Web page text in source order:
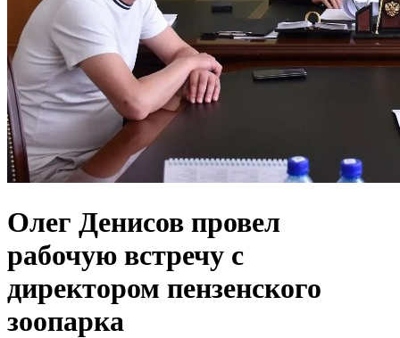
Олег Денисов провел
рабочую встречу с
директором пензенского
зоопарка